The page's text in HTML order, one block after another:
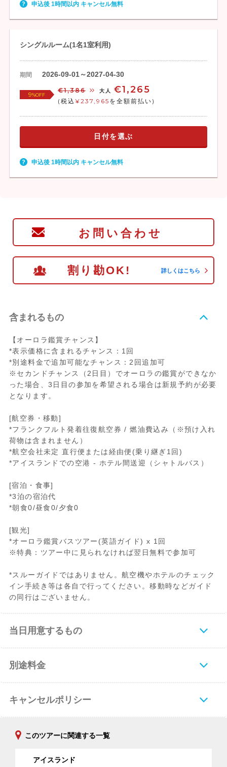
申込後 1時間以内 キャンセル無料
シングルルーム(1名1室利用)
期間 2026-09-01～2027-04-30
9%OFF
€1,386 大人 €1,265
(税込 ¥237,965 を全額前払い)
日付を選ぶ
申込後 1時間以内 キャンセル無料
お問い合わせ
割り勘OK! 詳しくはこちら
含まれるもの
【オーロラ鑑賞チャンス】
*表示価格に含まれるチャンス：1回
*別途料金で追加可能なチャンス：2回追加可
※セカンドチャンス（2日目）でオーロラの鑑賞ができなか
った場合、3日目の参加を希望される場合は新規予約が必要
となります。
[航空券・移動]
*フランクフルト発着往復航空券 / 燃油費込み（※預け入れ
荷物は含まれません）
*航空会社未定 直行便または経由便(乗り継ぎ1回)
*アイスランドでの空港 - ホテル間送迎（シャトルバス）
[宿泊・食事]
*3泊の宿泊代
*朝食0/昼食0/夕食0
[観光]
*オーロラ鑑賞バスツアー(英語ガイド) x 1回
※特典：ツアー中に見られなければ翌日無料で参加可
*スルーガイドではありません。航空機やホテルのチェック
イン手続き等は各自で行ってください。移動時などガイド
の同行はございません。
当日用意するもの
別途料金
キャンセルポリシー
このツアーに関連する一覧
アイスランド